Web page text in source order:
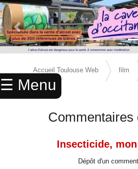
☰ Menu
× ACCUEIL
ANNUAIRE
Previous Slide
Accueil Toulouse Web film
avis
Commentaires
Insecticide,
Dépôt d'un